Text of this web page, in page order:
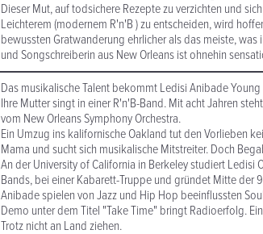
Dieser Mut, auf todsichere Rezepte zu verzichten und
Leichterem (modernem R'n'B ) zu entscheiden, wird
bewussten Gratwanderung ehrlicher als das meiste,
und Songschreiberin aus New Orleans ist ohnehin
Das musikalische Talent bekommt Ledisi Anibade
Ihre Mutter singt in einer R'n'B-Band. Mit acht Jahren
vom New Orleans Symphony Orchestra.
Ein Umzug ins kalifornische Oakland tut den Vorlieben
Mama und sucht sich musikalische Mitstreiter. Doch
An der University of California in Berkeley studiert
Bands, bei einer Kabarett-Truppe und gründet Mitte der
Anibade spielen von Jazz und Hip Hop beeinflussten
Demo unter dem Titel "Take Time" bringt Radioerfolg.
Trotz nicht an Land ziehen.